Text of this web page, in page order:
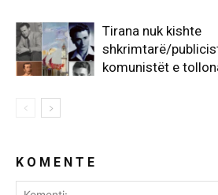
Tirana nuk kishte
shkrimtarë/
komunistët e
K O M E N T E